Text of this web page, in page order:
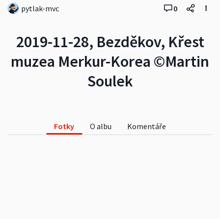
2019-11-28, Bezděkov, Křest
muzea Merkur-Korea ©Martin
Soulek
pytlak-mvc 0
Fotky O albu Komentáře